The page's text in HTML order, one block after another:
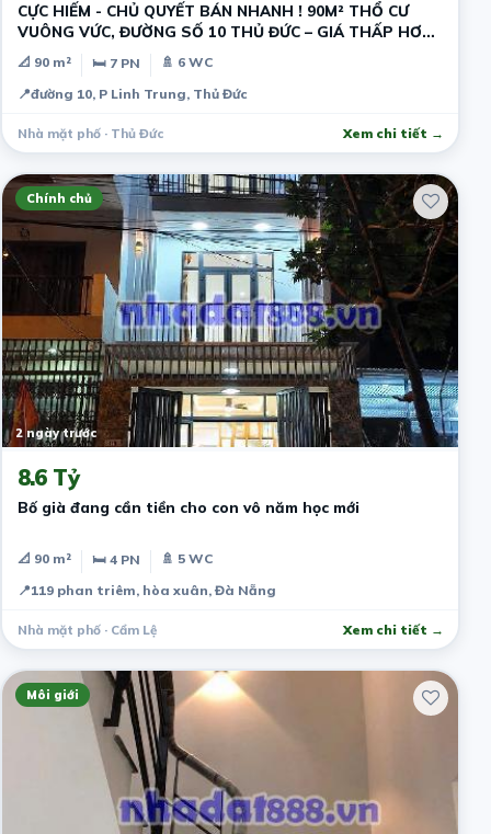
CỰC HIẾM - CHỦ QUYẾT BÁN NHANH ! 90M² THỔ CƯ
VUÔNG VỨC, ĐƯỜNG SỐ 10 THỦ ĐỨC – GIÁ THẤP HƠN
THỊ TRƯỜNG - DÒNG TIỀN SẴN
📐 90 m² 🛏 7 PN
🚿 6 WC
📍đường 10, P Linh Trung, Thủ Đức
Nhà mặt phố · Thủ Đức Xem chi tiết →
Chính chủ
2 ngày trước
8.6 Tỷ
Bố già đang cần tiền cho con vô năm học mới
📐 90 m² 🛏 4 PN
🚿 5 WC
📍119 phan triêm, hòa xuân, Đà Nẵng
Nhà mặt phố · Cẩm Lệ Xem chi tiết →
Môi giới